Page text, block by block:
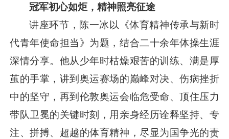
冠军初心如炬，精神照亮征途
讲座环节，陈一冰以《体育精神传承与新时
代青年使命担当》为题，结合二十余年体操生涯
深情分享。他从少年时枯燥艰苦的训练、满是厚
茧的手掌，讲到奥运赛场的巅峰对决、伤病挫折
中的坚守，再到伦敦奥运会临危受命、顶住压力
带队卫冕的关键时刻，用亲身经历诠释坚持、专
注、拼搏、超越的体育精神，尽显为国争光的责